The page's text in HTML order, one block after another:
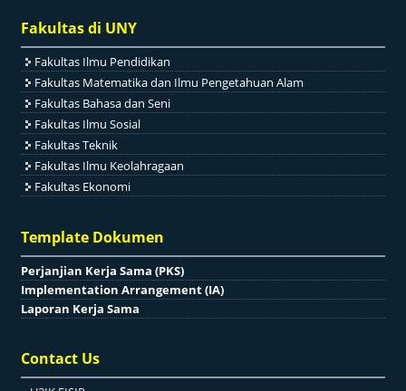
Fakultas di UNY
Fakultas Ilmu Pendidikan
Fakultas Matematika dan Ilmu Pengetahuan Alam
Fakultas Bahasa dan Seni
Fakultas Ilmu Sosial
Fakultas Teknik
Fakultas Ilmu Keolahragaan
Fakultas Ekonomi
Template Dokumen
Perjanjian Kerja Sama (PKS)
Implementation Arrangement (IA)
Laporan Kerja Sama
Contact Us